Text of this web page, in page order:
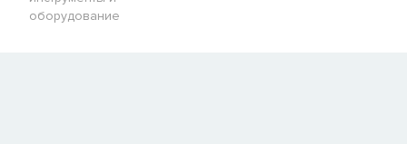
оборудование